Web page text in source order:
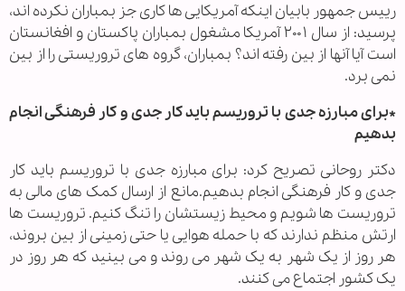
رییس جمهور بابیان اینکه آمریکایی ها کاری جز بمباران نکرده اند،
پرسید: از سال ۲۰۰۱ آمریکا مشغول بمباران پاکستان و افغانستان
است آیا آنها از بین رفته اند؟ بمباران، گروه های تروریستی را از بین
نمی برد.
*برای مبارزه جدی با تروریسم باید کار جدی و کار فرهنگی انجام
بدهیم
دکتر روحانی تصریح کرد: برای مبارزه جدی با تروریسم باید کار
جدی و کار فرهنگی انجام بدهیم.مانع از ارسال کمک های مالی به
تروریست ها شویم و محیط زیستشان را تنگ کنیم. تروریست ها
ارتش منظم ندارند که با حمله هوایی یا حتی زمینی از بین بروند،
هر روز از یک شهر به یک شهر می روند و می بینید که هر روز در
یک کشور اجتماع می کنند.